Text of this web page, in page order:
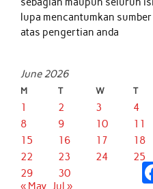
lupa mencantumkan
atas pengertian anda
June 2026
M T W T
1 2 3 4
8
9 10 11
15
16 17 18
22
23 24 25
29
30
« May Jul »